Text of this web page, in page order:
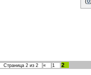
Страница 2 из 2 « 1 2